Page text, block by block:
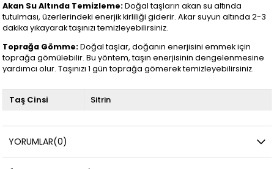
Akan Su Altında Temizleme:Doğal taşların akan su altında
tutulması, üzerlerindeki enerjik kirliliği giderir. Akar suyun altında 2-3
dakika yıkayarak taşınızı temizleyebilirsiniz.
Toprağa Gömme:Doğal taşlar, doğanın enerjisini emmek için
toprağa gömülebilir. Bu yöntem, taşın enerjisinin dengelenmesine
yardımcı olur. Taşınızı 1 gün toprağa gömerek temizleyebilirsiniz.
Taş Cinsi Sitrin
YORUMLAR(0)